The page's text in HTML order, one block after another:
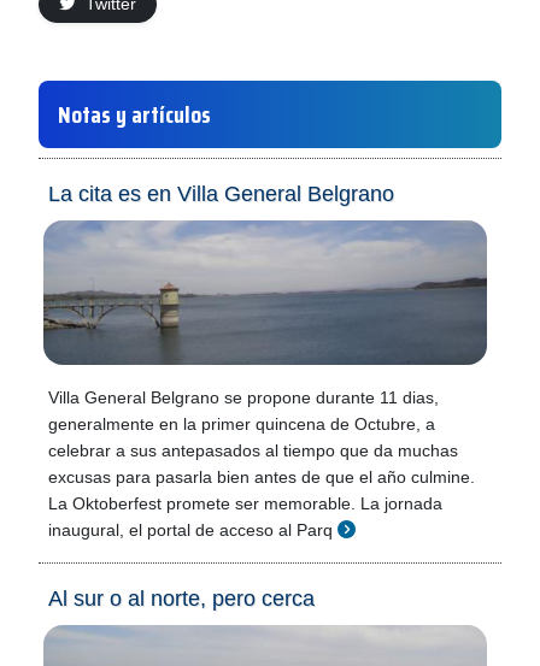
Notas y artículos
La cita es en Villa General Belgrano
Villa General Belgrano se propone durante 11 dias,
generalmente en la primer quincena de Octubre, a
celebrar a sus antepasados al tiempo que da muchas
excusas para pasarla bien antes de que el año culmine.
La Oktoberfest promete ser memorable. La jornada
inaugural, el portal de acceso al Parq
Al sur o al norte, pero cerca